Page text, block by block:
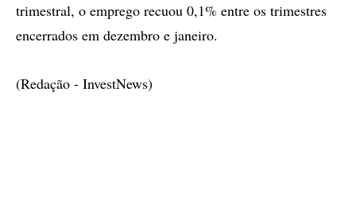
trimestral, o emprego recuou 0,1% entre os trimestres
encerrados em dezembro e janeiro.
(Redação - InvestNews)